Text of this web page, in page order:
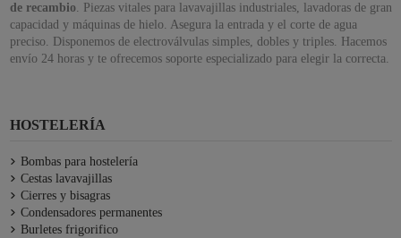
de recambio. Piezas vitales para lavavajillas industriales, lavadoras de gran
capacidad y máquinas de hielo. Asegura la entrada y el corte de agua
preciso. Disponemos de electroválvulas simples, dobles y triples. Hacemos
envío 24 horas y te ofrecemos soporte especializado para elegir la correcta.
HOSTELERÍA
Bombas para hostelería
Cestas lavavajillas
Cierres y bisagras
Condensadores permanentes
Burletes frigorifico